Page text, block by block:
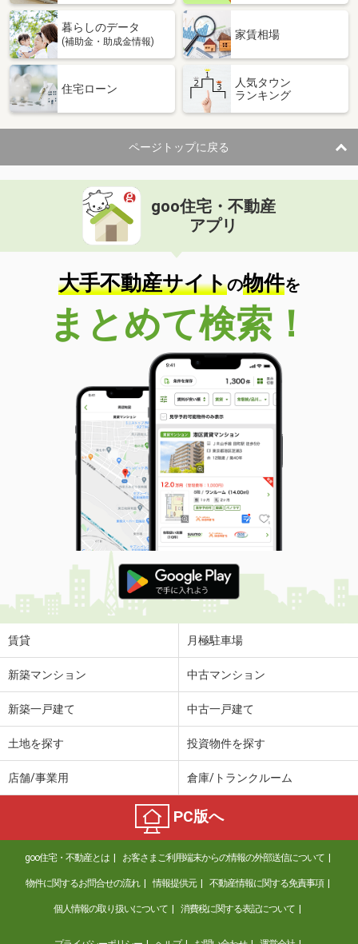
暮らしのデータ
(補助金・助成金情報)
家賃相場
住宅ローン
人気タウン
ランキング
ページトップに戻る
goo住宅・不動産
アプリ
大手不動産サイトの物件を
まとめて検索！
賃貸 月極駐車場
新築マンション 中古マンション
新築一戸建て 中古一戸建て
土地を探す 投資物件を探す
店舗/事業用 倉庫/トランクルーム
PC版へ
goo住宅・不動産とは お客さまご利用端末からの情報の外部送信について
物件に関するお問合せの流れ 情報提供元 不動産情報に関する免責事項
個人情報の取り扱いについて 消費税に関する表記について